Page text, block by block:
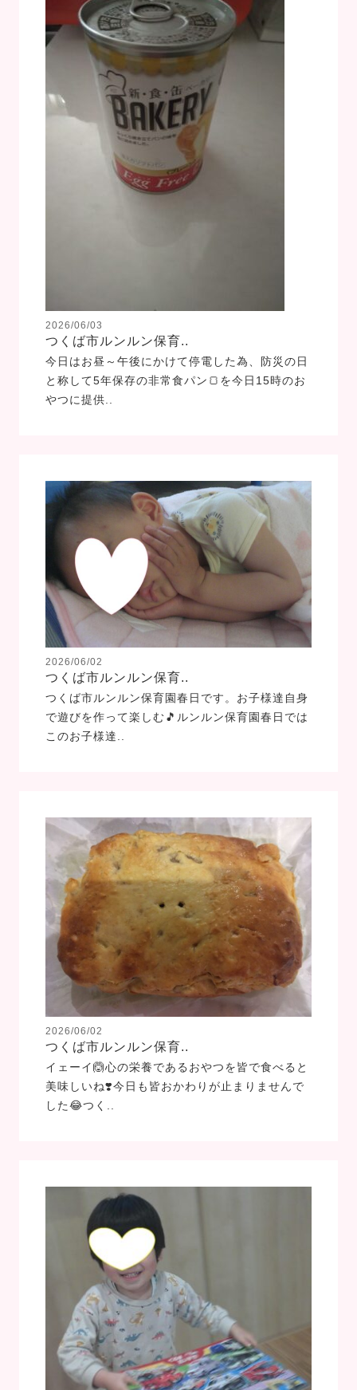
2026/06/03
つくば市ルンルン保育..
今日はお昼～午後にかけて停電した為、防災の日
と称して5年保存の非常食パン🍞を今日15時のお
やつに提供..
2026/06/02
つくば市ルンルン保育..
つくば市ルンルン保育園春日です。お子様達自身
で遊びを作って楽しむ🎵ルンルン保育園春日では
このお子様達..
2026/06/02
つくば市ルンルン保育..
イェーイ🙆心の栄養であるおやつを皆で食べると
美味しいね❣️今日も皆おかわりが止まりませんで
した😂つく..